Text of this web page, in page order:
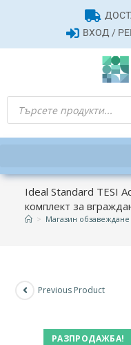
ВХОД /
Ideal Standard TESI
комплект за
> Магазин обзавеждане
РАЗПРОДАЖБА!
Previous Product